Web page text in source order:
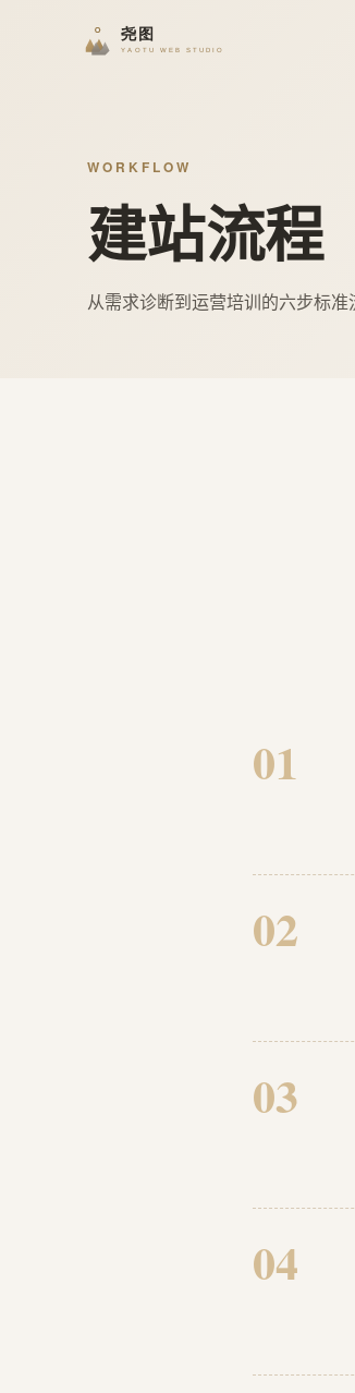
WORKFLOW
建站流程
从需求诊断到运营培训的六步标准
01
02
03
04